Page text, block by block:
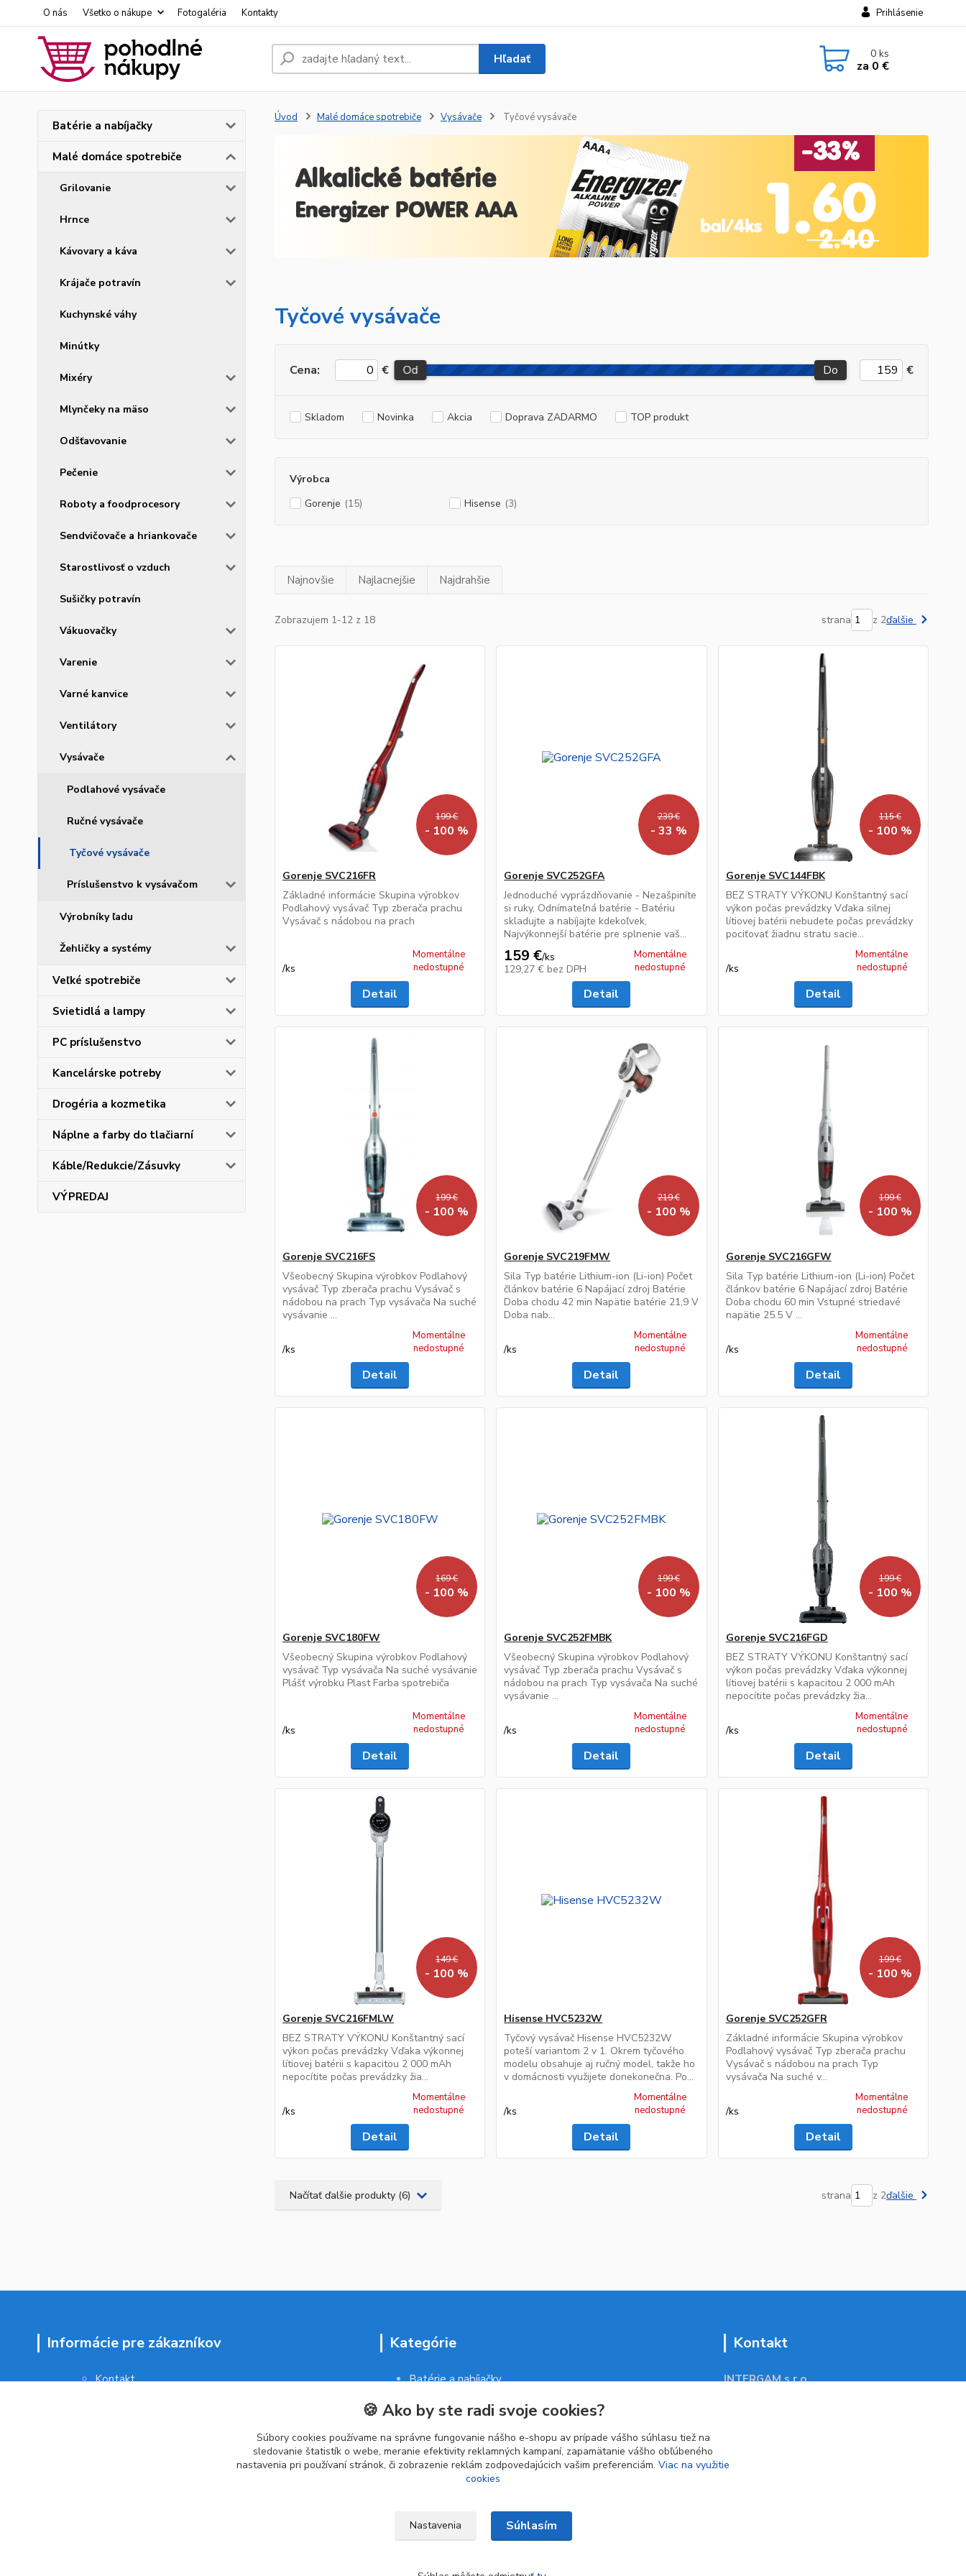
O nás Všetko o nákupe Fotogaléria Kontakty Prihlásenie
Hľadať 0ks
za 0 €
Batérie a nabíjačky
Malé domáce spotrebiče
Grilovanie
Hrnce
Kávovary a káva
Krájače potravín
Kuchynské váhy
Minútky
Mixéry
Mlynčeky na mäso
Odšťavovanie
Pečenie
Roboty a foodprocesory
Sendvičovače a hriankovače
Starostlivosť o vzduch
Sušičky potravín
Vákuovačky
Varenie
Varné kanvice
Ventilátory
Vysávače
Podlahové vysávače
Ručné vysávače
Tyčové vysávače
Príslušenstvo k vysávačom
Výrobníky ľadu
Žehličky a systémy
Veľké spotrebiče
Svietidlá a lampy
PC príslušenstvo
Kancelárske potreby
Drogéria a kozmetika
Náplne a farby do tlačiarní
Káble/Redukcie/Zásuvky
VÝPREDAJ
Úvod Malé domáce spotrebiče Vysávače Tyčové vysávače
Tyčové vysávače
Cena: € Od Do €
Skladom Novinka Akcia Doprava ZADARMO TOP produkt
Výrobca
Gorenje (15) Hisense (3)
Najnovšie Najlacnejšie Najdrahšie
Zobrazujem 1-12 z 18 strana z 2ďalšie
199 €
- 100 %
Gorenje SVC216FR
Základné informácie Skupina výrobkov
Podlahový vysávač Typ zberača prachu
Vysávač s nádobou na prach
/ks
Momentálne
nedostupné
Detail
239 €
- 33 %
Gorenje SVC252GFA
Jednoduché vyprázdňovanie - Nezašpiníte
si ruky, Odnímateľná batérie - Batériu
skladujte a nabíjajte kdekoľvek,
Najvýkonnejší batérie pre splnenie vaš...
159 €/ks
129,27 € bez DPH
Momentálne
nedostupné
Detail
115 €
- 100 %
Gorenje SVC144FBK
BEZ STRATY VÝKONU Konštantný sací
výkon počas prevádzky Vďaka silnej
lítiovej batérii nebudete počas prevádzky
pociťovať žiadnu stratu sacie...
/ks
Momentálne
nedostupné
Detail
199 €
- 100 %
Gorenje SVC216FS
Všeobecný Skupina výrobkov Podlahový
vysávač Typ zberača prachu Vysávač s
nádobou na prach Typ vysávača Na suché
vysávanie ...
/ks
Momentálne
nedostupné
Detail
219 €
- 100 %
Gorenje SVC219FMW
Sila Typ batérie Lithium-ion (Li-ion) Počet
článkov batérie 6 Napájací zdroj Batérie
Doba chodu 42 min Napätie batérie 21,9 V
Doba nab...
/ks
Momentálne
nedostupné
Detail
199 €
- 100 %
Gorenje SVC216GFW
Sila Typ batérie Lithium-ion (Li-ion) Počet
článkov batérie 6 Napájací zdroj Batérie
Doba chodu 60 min Vstupné striedavé
napätie 25.5 V ...
/ks
Momentálne
nedostupné
Detail
169 €
- 100 %
Gorenje SVC180FW
Všeobecný Skupina výrobkov Podlahový
vysávač Typ vysávača Na suché vysávanie
Plášť výrobku Plast Farba spotrebiča
/ks
Momentálne
nedostupné
Detail
199 €
- 100 %
Gorenje SVC252FMBK
Všeobecný Skupina výrobkov Podlahový
vysávač Typ zberača prachu Vysávač s
nádobou na prach Typ vysávača Na suché
vysávanie ...
/ks
Momentálne
nedostupné
Detail
199 €
- 100 %
Gorenje SVC216FGD
BEZ STRATY VÝKONU Konštantný sací
výkon počas prevádzky Vďaka výkonnej
lítiovej batérii s kapacitou 2 000 mAh
nepocítite počas prevádzky žia...
/ks
Momentálne
nedostupné
Detail
149 €
- 100 %
Gorenje SVC216FMLW
BEZ STRATY VÝKONU Konštantný sací
výkon počas prevádzky Vďaka výkonnej
lítiovej batérii s kapacitou 2 000 mAh
nepocítite počas prevádzky žia...
/ks
Momentálne
nedostupné
Detail
Hisense HVC5232W
Tyčový vysávač Hisense HVC5232W
poteší variantom 2 v 1. Okrem tyčového
modelu obsahuje aj ručný model, takže ho
v domácnosti využijete donekonečna. Po...
/ks
Momentálne
nedostupné
Detail
199 €
- 100 %
Gorenje SVC252GFR
Základné informácie Skupina výrobkov
Podlahový vysávač Typ zberača prachu
Vysávač s nádobou na prach Typ
vysávača Na suché v...
/ks
Momentálne
nedostupné
Detail
Načítať ďalšie produkty (6) strana z 2ďalšie
Informácie pre zákazníkov
Kontakt
Kategórie
Batérie a nabíjačky
Malé domáce spotrebiče
Kancelárske potreby
Kontakt
INTERGAM s.r.o
🍪 Ako by ste radi svoje cookies?
Súbory cookies používame na správne fungovanie nášho e-shopu av prípade vášho súhlasu tiež na
sledovanie štatistík o webe, meranie efektivity reklamných kampaní, zapamätanie vášho obľúbeného
nastavenia pri používaní stránok, či zobrazenie reklám zodpovedajúcich vašim preferenciám. Viac na využitie
cookies
Nastavenia Súhlasím